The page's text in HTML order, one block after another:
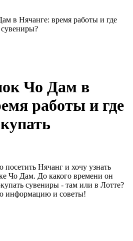
в Нячанге: время работы и где
Чо Дам в
работы и где
Нячанг и хочу узнать
Чо Дам. До какого времени он
сувениры - там или в Лотте?
информацию и советы!